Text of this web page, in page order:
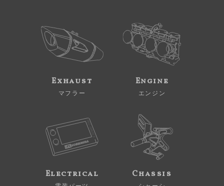
Exhaust
マフラー
Engine
エンジン
Electrical Chassis